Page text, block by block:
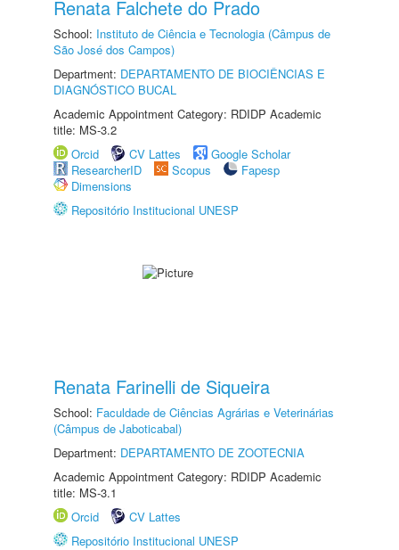
Renata Falchete do Prado
School: Instituto de Ciência e Tecnologia (Câmpus de
São José dos Campos)
Department: DEPARTAMENTO DE BIOCIÊNCIAS E
DIAGNÓSTICO BUCAL
Academic Appointment Category: RDIDP Academic
title: MS-3.2
Orcid
CV Lattes
Google Scholar
ResearcherID
Scopus
Fapesp
Dimensions
Repositório Institucional UNESP
Renata Farinelli de Siqueira
School: Faculdade de Ciências Agrárias e Veterinárias
(Câmpus de Jaboticabal)
Department: DEPARTAMENTO DE ZOOTECNIA
Academic Appointment Category: RDIDP Academic
title: MS-3.1
Orcid
CV Lattes
Repositório Institucional UNESP